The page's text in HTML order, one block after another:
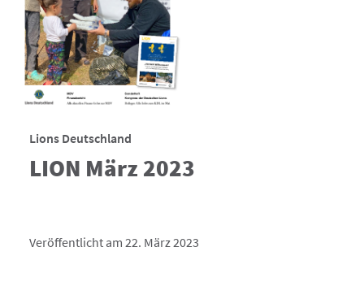
Lions Deutschland
LION März 2023
Veröffentlicht am 22. März 2023